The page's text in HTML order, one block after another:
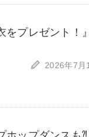
プレゼント！』
2026年7月